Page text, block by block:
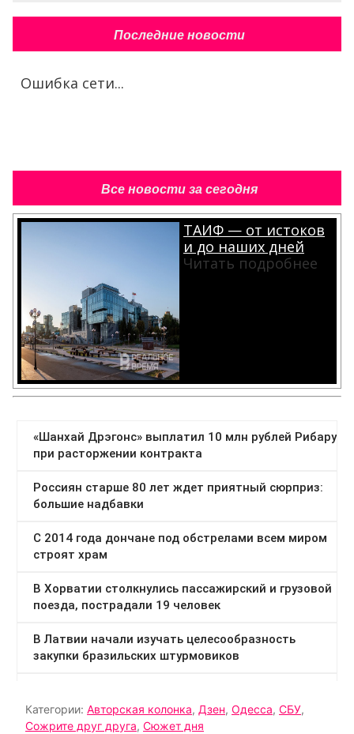
Последние новости
Ошибка сети...
Все новости за сегодня
ТАИФ — от истоков
и до наших дней
Читать подробнее
Категории: Авторская колонка, Дзен, Одесса, СБУ,
Сожрите друг друга, Сюжет дня